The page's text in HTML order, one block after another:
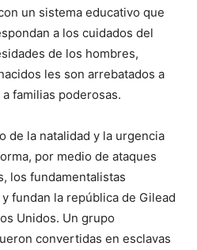
un sistema educativo que
a los cuidados del
de los hombres,
les son arrebatados a
familias poderosas.
de la natalidad y la urgencia
por medio de ataques
los fundamentalistas
fundan la república de Gilead
Unidos. Un grupo
convertidas en esclavas